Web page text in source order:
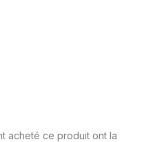
acheté ce produit ont la